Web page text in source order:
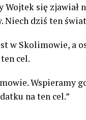
się zjawiał
Niech dziś ten
w Skolimowie, a
cel.
Wspieramy
na ten cel.”